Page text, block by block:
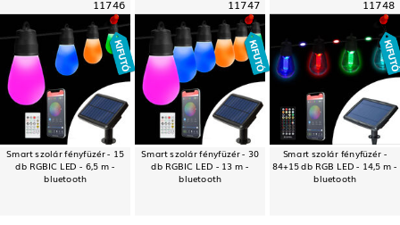
11746
Smart szolár fényfüzér - 15
db RGBIC LED - 6,5 m -
bluetooth
11747
Smart szolár fényfüzér - 30
db RGBIC LED - 13 m -
bluetooth
11748
Smart szolár fényfüzér -
84+15 db RGB LED - 14,5 m -
bluetooth